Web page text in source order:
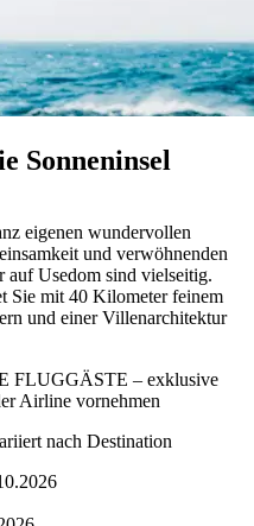
Sonneninsel
eigenen wundervollen
und verwöhnenden
auf Usedom sind vielseitig.
Sie mit 40 Kilometer feinem
und einer Villenarchitektur
FLUGGÄSTE – exklusive
Airline vornehmen
nach Destination